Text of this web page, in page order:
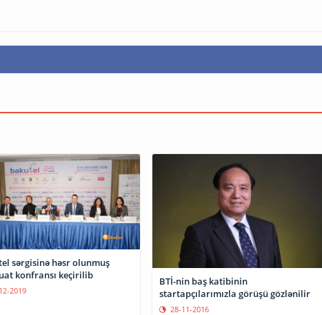
sərgisinə həsr olunmuş
konfransı keçirilib
2019
BTİ-nin baş katibinin
startapçılarımızla görüşü gözlənilir
28-11-2016